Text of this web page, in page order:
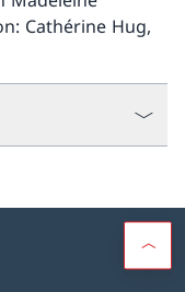
Cathérine Hug,